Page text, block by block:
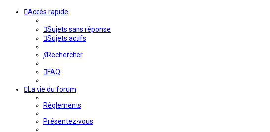
Accès rapide
Sujets sans réponse
Sujets actifs
Rechercher
FAQ
La vie du forum
Règlements
Présentez-vous